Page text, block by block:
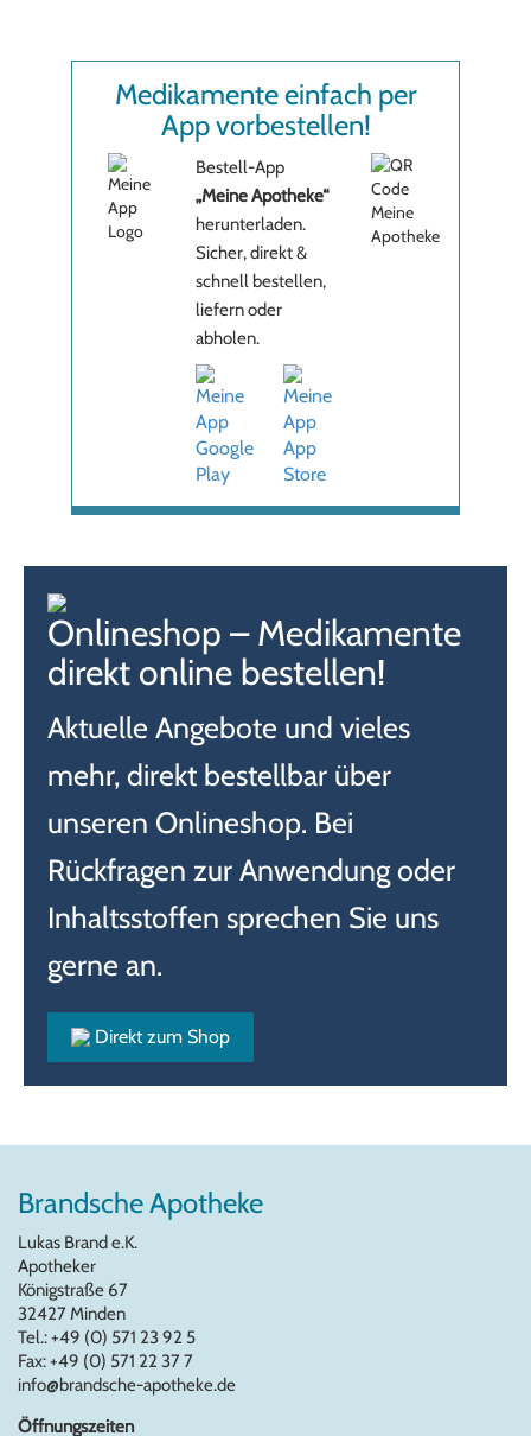
Medikamente einfach per
App vorbestellen!
Bestell-App
„Meine Apotheke“
herunterladen.
Sicher, direkt &
schnell bestellen,
liefern oder
abholen.
Onlineshop – Medikamente
direkt online bestellen!
Aktuelle Angebote und vieles
mehr, direkt bestellbar über
unseren Onlineshop. Bei
Rückfragen zur Anwendung oder
Inhaltsstoffen sprechen Sie uns
gerne an.
Direkt zum Shop
Brandsche Apotheke
Lukas Brand e.K.
Apotheker
Königstraße 67
32427 Minden
Tel.: +49 (0) 571 23 92 5
Fax: +49 (0) 571 22 37 7
info@brandsche-apotheke.de
Öffnungszeiten